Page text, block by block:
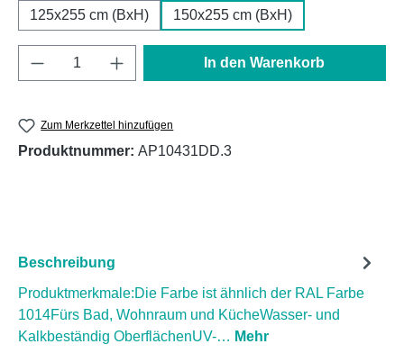
125x255 cm (BxH)
150x255 cm (BxH)
Produkt Anzahl: Gib den gewünschten
In den Warenkorb
Zum Merkzettel hinzufügen
Produktnummer: AP10431DD.3
Beschreibung
Produktmerkmale:Die Farbe ist ähnlich der RAL Farbe
1014Fürs Bad, Wohnraum und KücheWasser- und
Kalkbeständig OberflächenUV-… Mehr